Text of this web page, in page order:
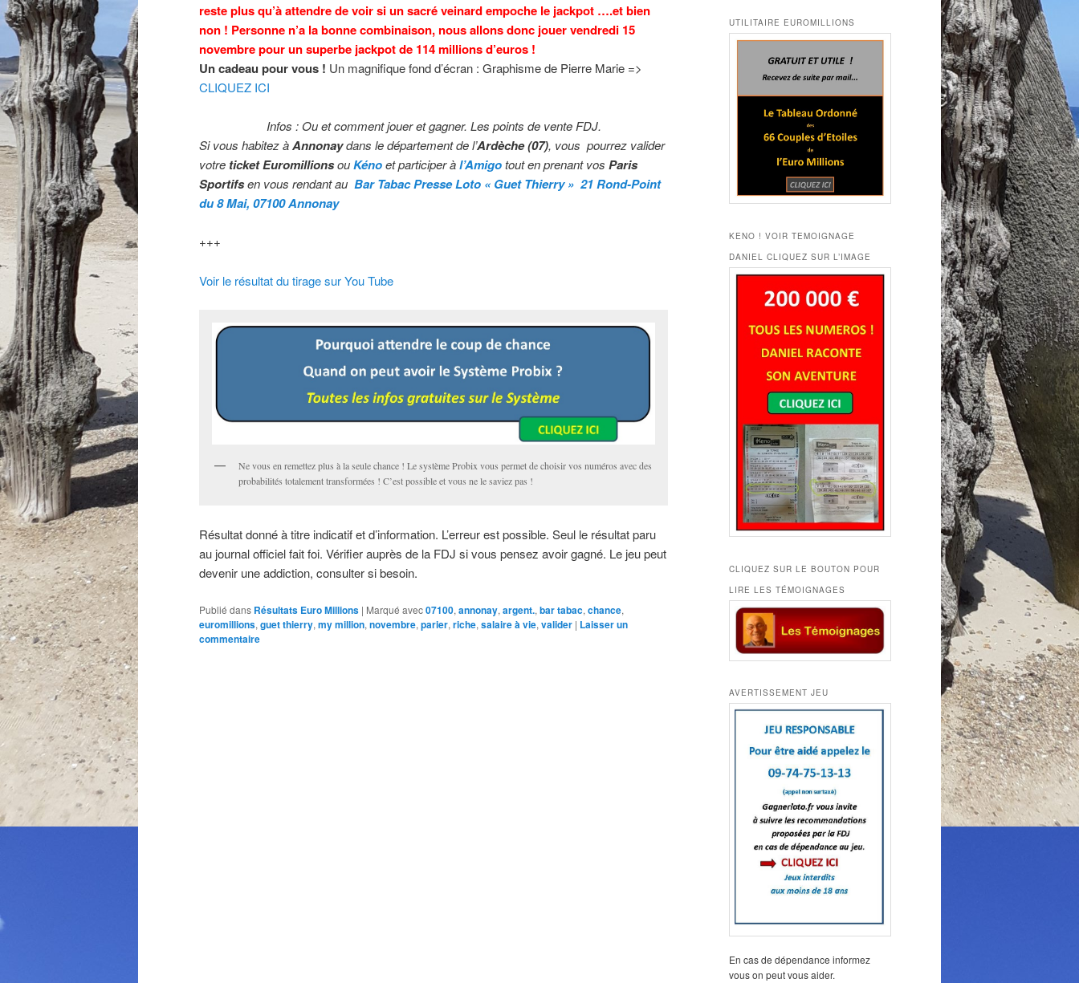
reste plus qu’à attendre de voir si un sacré veinard empoche le jackpot ….et bien
non ! Personne n’a la bonne combinaison, nous allons donc jouer vendredi 15
novembre pour un superbe jackpot de 114 millions d’euros !
Un cadeau pour vous ! Un magnifique fond d’écran : Graphisme de Pierre Marie =>
CLIQUEZ ICI
Infos : Ou et comment jouer et gagner. Les points de vente FDJ.
Si vous habitez àAnnonaydans le département de l’Ardèche (07), vous pourrez valider
votre ticket EuromillionsouKénoet participer àl’Amigotout en prenant vos Paris
Sportifsen vous rendant au Bar Tabac Presse Loto « Guet Thierry » 21 Rond-Point
du 8 Mai, 07100 Annonay
+++
Voir le résultat du tirage sur You Tube
Ne vous en remettez plus à la seule chance ! Le système Probix vous permet de choisir vos numéros avec des
probabilités totalement transformées ! C’est possible et vous ne le saviez pas !
Résultat donné à titre indicatif et d’information. L’erreur est possible. Seul le résultat paru
au journal officiel fait foi. Vérifier auprès de la FDJ si vous pensez avoir gagné. Le jeu peut
devenir une addiction, consulter si besoin.
Publié dans Résultats Euro Millions | Marqué avec07100, annonay, argent., bar tabac, chance,
euromillions, guet thierry, my million, novembre, parier, riche, salaire à vie, valider | Laisser un
commentaire
UTILITAIRE EUROMILLIONS
KENO ! VOIR TEMOIGNAGE
DANIEL CLIQUEZ SUR L’IMAGE
CLIQUEZ SUR LE BOUTON POUR
LIRE LES TÉMOIGNAGES
AVERTISSEMENT JEU
En cas de dépendance informez
vous on peut vous aider.